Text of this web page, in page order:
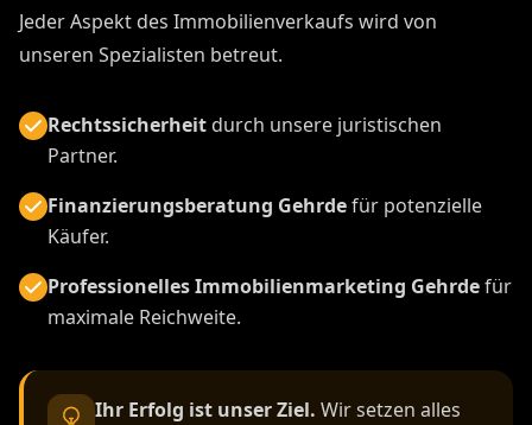
Jeder Aspekt des Immobilienverkaufs wird von
unseren Spezialisten betreut.
Rechtssicherheitdurch unsere juristischen
Partner.
Finanzierungsberatung Gehrdefür potenzielle
Käufer.
Professionelles Immobilienmarketing Gehrdefür
maximale Reichweite.
Ihr Erfolg ist unser Ziel. Wir setzen alles